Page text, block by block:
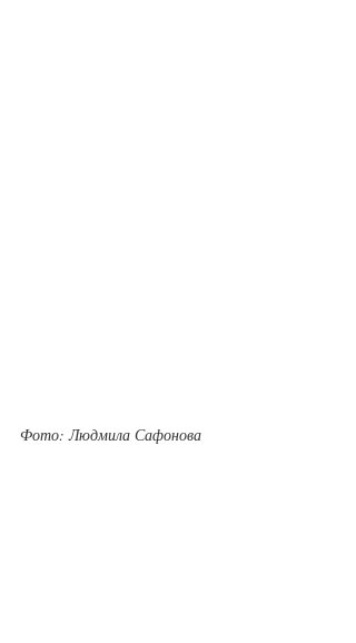
Фото: Людмила Сафонова